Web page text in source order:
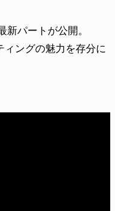
パートが公開。
ングの魅力を存分に